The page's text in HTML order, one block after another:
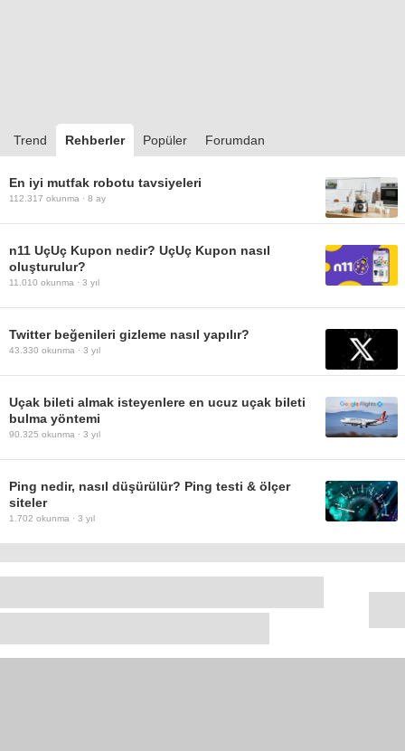
Trend Rehberler Popüler Forumdan
En iyi mutfak robotu tavsiyeleri
112.317 okunma · 8 ay
n11 UçUç Kupon nedir? UçUç Kupon nasıl
oluşturulur?
11.010 okunma · 3 yıl
Twitter beğenileri gizleme nasıl yapılır?
43.330 okunma · 3 yıl
Uçak bileti almak isteyenlere en ucuz uçak bileti
bulma yöntemi
90.325 okunma · 3 yıl
Ping nedir, nasıl düşürülür? Ping testi & ölçer
siteler
1.702 okunma · 3 yıl